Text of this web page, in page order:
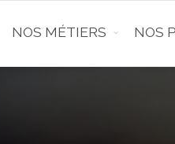
NOS MÉTIERS NOS